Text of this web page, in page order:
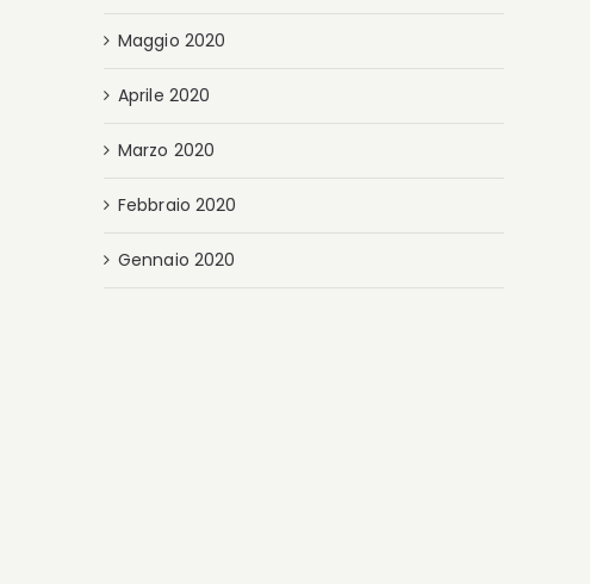
Maggio 2020
Aprile 2020
Marzo 2020
Febbraio 2020
Gennaio 2020